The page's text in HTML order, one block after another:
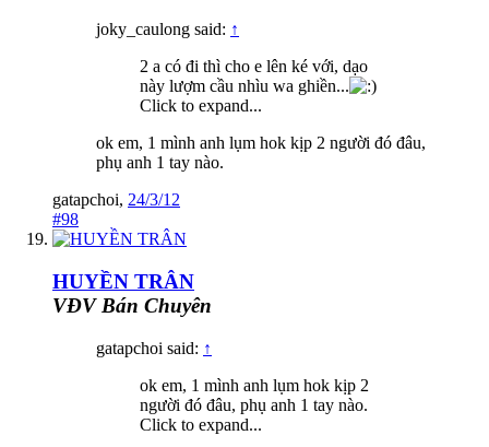
joky_caulong said: ↑
2 a có đi thì cho e lên ké với, dạo
này lượm cầu nhìu wa ghiền...
Click to expand...
ok em, 1 mình anh lụm hok kịp 2 người đó đâu,
phụ anh 1 tay nào.
gatapchoi, 24/3/12
#98
HUYỀN TRÂN
VĐV Bán Chuyên
gatapchoi said: ↑
ok em, 1 mình anh lụm hok kịp 2
người đó đâu, phụ anh 1 tay nào.
Click to expand...